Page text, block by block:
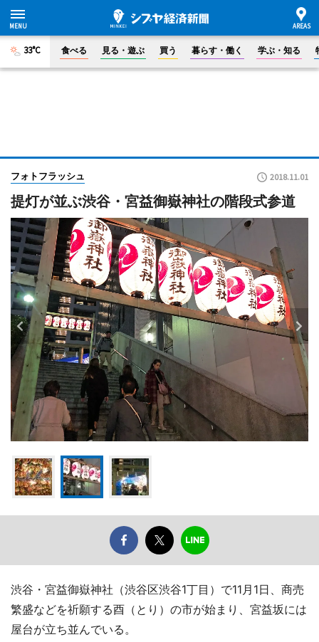
33°C 食べる 見る・遊ぶ 買う 暮らす・働く 学ぶ・知る
フォトフラッシュ 2018.11.01
提灯が並ぶ渋谷・宮益御嶽神社の階段式参道
渋谷・宮益御嶽神社（渋谷区渋谷1丁目）で11月1日、商売
繁盛などを祈願する酉（とり）の市が始まり、宮益坂には
屋台が立ち並んでいる。